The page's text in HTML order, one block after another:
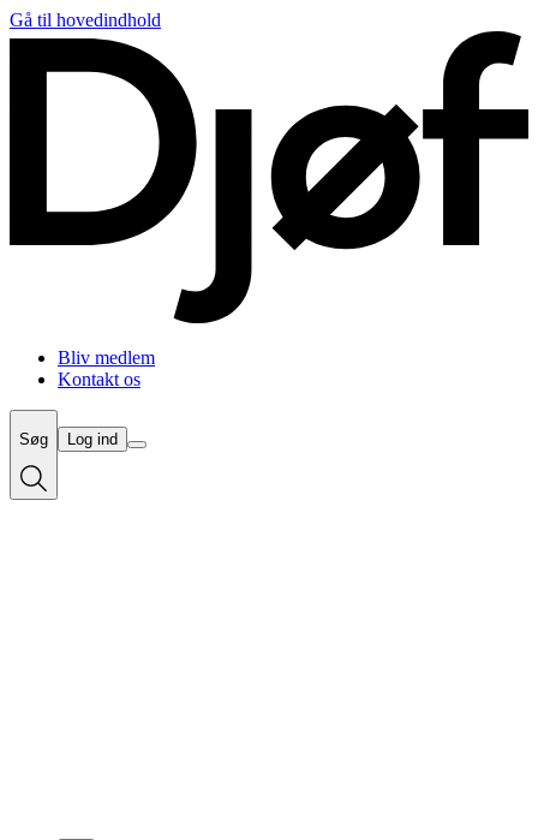
Gå til hovedindhold
Bliv medlem
Kontakt os
Søg Log ind